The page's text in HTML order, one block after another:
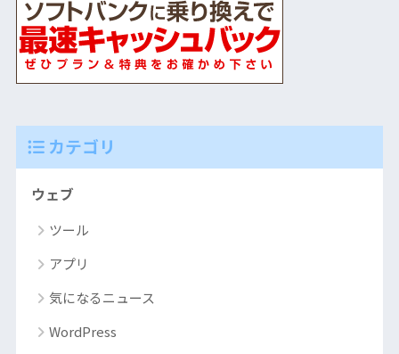
カテゴリ
ウェブ
ツール
アプリ
気になるニュース
WordPress